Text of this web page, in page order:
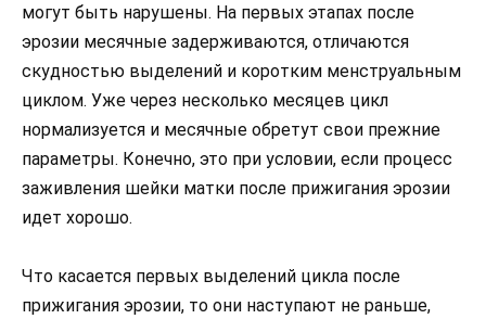
могут быть нарушены. На первых этапах после
эрозии месячные задерживаются, отличаются
скудностью выделений и коротким менструальным
циклом. Уже через несколько месяцев цикл
нормализуется и месячные обретут свои прежние
параметры. Конечно, это при условии, если процесс
заживления шейки матки после прижигания эрозии
идет хорошо.
Что касается первых выделений цикла после
прижигания эрозии, то они наступают не раньше,